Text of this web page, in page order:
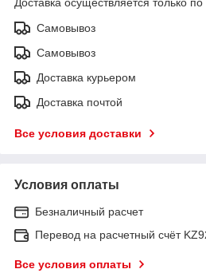
Самовывоз
Самовывоз
Доставка курьером
Доставка почтой
Все условия доставки
Условия оплаты
Безналичный расчет
Перевод на расчетный счёт
Все условия оплаты